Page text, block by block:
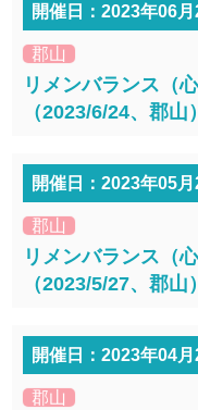
開催日：2023年06
郡山
リメンバランス（
（2023/6/24、郡山）
開催日：2023年05
郡山
リメンバランス（
（2023/5/27、郡山）
開催日：2023年04
郡山